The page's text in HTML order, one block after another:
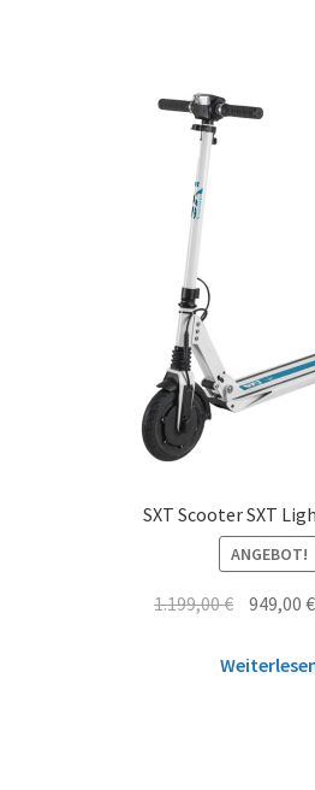
SXT Scooter SXT
ANGEBOT!
1.199,00€ 949,00 €